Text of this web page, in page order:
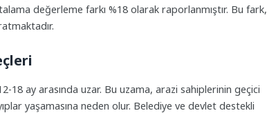
değerleme farkı %18 olarak raporlanmıştır. Bu fark,
18 ay arasında uzar. Bu uzama, arazi sahiplerinin geçici
yaşamasına neden olur. Belediye ve devlet destekli